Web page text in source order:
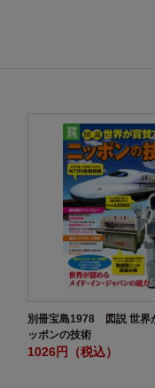
別冊宝島1978 図説 世界
ッポンの技術
1026円（税込）